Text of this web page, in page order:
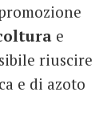
e
riuscire
e di azoto